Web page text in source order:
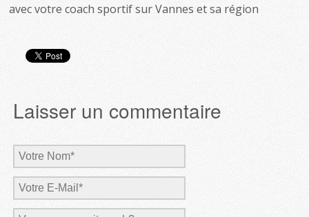
avec votre coach sportif sur Vannes et sa région
Laisser un commentaire